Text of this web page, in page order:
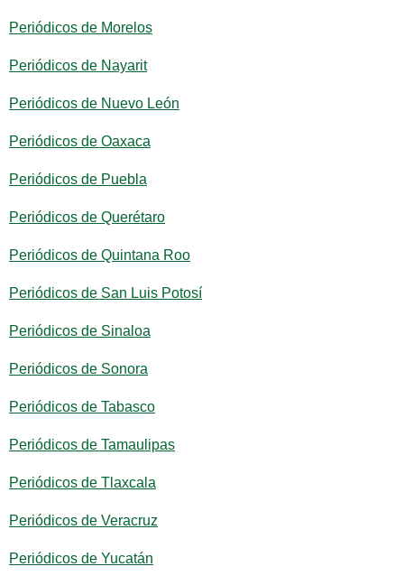
Periódicos de Morelos
Periódicos de Nayarit
Periódicos de Nuevo León
Periódicos de Oaxaca
Periódicos de Puebla
Periódicos de Querétaro
Periódicos de Quintana Roo
Periódicos de San Luis Potosí
Periódicos de Sinaloa
Periódicos de Sonora
Periódicos de Tabasco
Periódicos de Tamaulipas
Periódicos de Tlaxcala
Periódicos de Veracruz
Periódicos de Yucatán